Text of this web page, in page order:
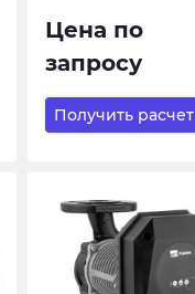
Цена по
запросу
Получить расчет